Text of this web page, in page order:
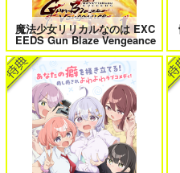
カート
＃ラブコメ好きとこっそり繋がりた
い
エ
魔法少女リリカルなのは EXC
EEDS Gun Blaze Vengeance